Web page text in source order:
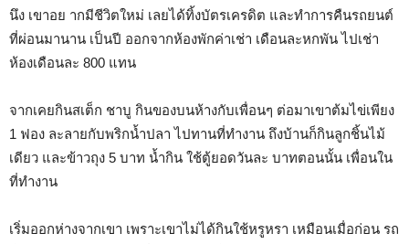
นึง เขาอย ากมีชีวิตใหม่ เลยได้ทิ้งบัตรเครดิต และทำการคืนรถยนต์
ที่ผ่อนมานาน เป็นปี ออกจากห้องพักค่าเช่า เดือนละหกพัน ไปเช่า
ห้องเดือนละ 800 แทน
จากเคยกินสเต็ก ชาบู กินของบนห้างกับเพื่อนๆ ต่อมาเขาต้มไข่เพียง
1 ฟอง ละลายกับพริกน้ำปลา ไปทานที่ทำงาน ถึงบ้านก็กินลูกชิ้นไม้
เดียว และข้าวถุง 5 บาท น้ำกิน ใช้ตู้ยอดวันละ บาทตอนนั้น เพื่อนใน
ที่ทำงาน
เริ่มออกห่างจากเขา เพราะเขาไม่ได้กินใช้หรูหรา เหมือนเมื่อก่อน รถ